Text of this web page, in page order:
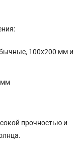
100x200 мм и
мм
прочностью и